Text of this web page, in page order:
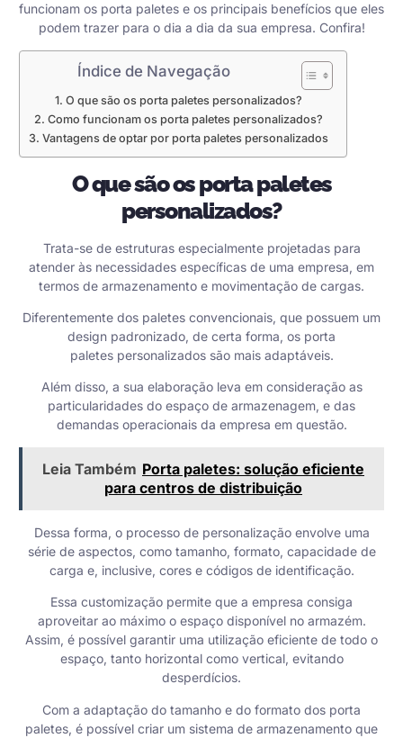
funcionam os porta paletes e os principais benefícios que eles
podem trazer para o dia a dia da sua empresa. Confira!
Índice de Navegação
O que são os porta paletes personalizados?
Como funcionam os porta paletes personalizados?
Vantagens de optar por porta paletes personalizados
O que são os porta paletes
personalizados?
Trata-se de estruturas especialmente projetadas para
atender às necessidades específicas de uma empresa, em
termos de armazenamento e movimentação de cargas.
Diferentemente dos paletes convencionais, que possuem um
design padronizado, de certa forma, os porta
paletespersonalizados são mais adaptáveis.
Além disso, a sua elaboração leva em consideração as
particularidades do espaço de armazenagem, e das
demandas operacionais da empresa em questão.
Leia Também Porta paletes: solução eficiente
para centros de distribuição
Dessa forma, o processo de personalização envolve uma
série de aspectos, como tamanho, formato, capacidade de
carga e, inclusive, cores e códigos de identificação.
Essa customização permite que a empresa consiga
aproveitar ao máximo o espaço disponível no armazém.
Assim, é possível garantir uma utilização eficiente de todo o
espaço, tanto horizontal como vertical, evitando
desperdícios.
Com a adaptação do tamanho e do formato dos porta
paletes, é possível criar um sistema de armazenamento que